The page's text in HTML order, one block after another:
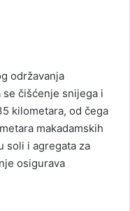
održavanja
čišćenje snijega i
kilometara, od čega
makadamskih
soli i agregata za
osigurava